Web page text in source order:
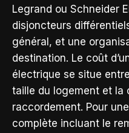
Legrand ou Schneider
disjoncteurs
général, et une
destination. Le coût
électrique se situe
taille du logement et la
raccordement. Pour
complète incluant le